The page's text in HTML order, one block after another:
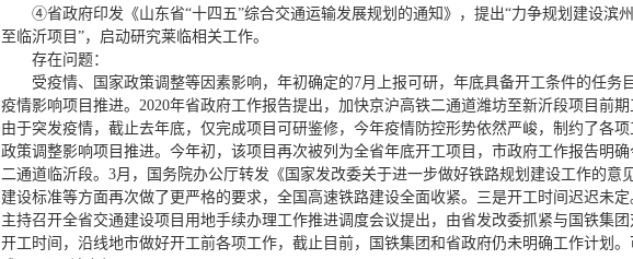
④省政府印发《山东省“十四五”综合交通运输发展规划的通知》，提出“力争规划建设滨
至临沂项目”，启动研究莱临相关工作。
存在问题：
受疫情、国家政策调整等因素影响，年初确定的7月上报可研，年底具备开工条件的任务
疫情影响项目推进。2020年省政府工作报告提出，加快京沪高铁二通道潍坊至新沂段项目前期
由于突发疫情，截止去年底，仅完成项目可研鉴修，今年疫情防控形势依然严峻，制约了各
政策调整影响项目推进。今年初，该项目再次被列为全省年底开工项目，市政府工作报告明
二通道临沂段。3月，国务院办公厅转发《国家发改委关于进一步做好铁路规划建设工作的意
建设标准等方面再次做了更严格的要求，全国高速铁路建设全面收紧。三是开工时间迟迟未
主持召开全省交通建设项目用地手续办理工作推进调度会议提出，由省发改委抓紧与国铁集
开工时间，沿线地市做好开工前各项工作，截止目前，国铁集团和省政府仍未明确工作计划